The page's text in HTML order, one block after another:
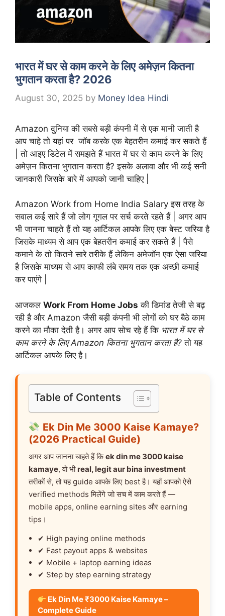
भारत में घर से काम करने के लिए अमेज़न कितना
भुगतान करता है? 2026
August 30, 2025 by Money Idea Hindi
Amazon दुनिया की सबसे बड़ी कंपनी में से एक मानी जाती है
आप चाहे तो यहां पर जॉब करके एक बेहतरीन कमाई कर सकते हैं
| तो आइए डिटेल में समझते हैं भारत में घर से काम करने के लिए
अमेज़न कितना भुगतान करता है? इसके अलावा और भी कई सनी
जानकारी जिसके बारे में आपको जानी चाहिए |
Amazon Work from Home India Salary इस तरह के
सवाल कई सारे हैं जो लोग गूगल पर सर्च करते रहते हैं | अगर आप
भी जानना चाहते हैं तो यह आर्टिकल आपके लिए एक बेस्ट जरिया है
जिसके माध्यम से आप एक बेहतरीन कमाई कर सकते हैं | पैसे
कमाने के तो कितने सारे तरीके हैं लेकिन अमेजॉन एक ऐसा जरिया
है जिसके माध्यम से आप काफी लंबे समय तक एक अच्छी कमाई
कर पाएंगे |
आजकल Work From Home Jobs की डिमांड तेजी से बढ़
रही है और Amazon जैसी बड़ी कंपनी भी लोगों को घर बैठे काम
करने का मौका देती है। अगर आप सोच रहे हैं कि भारत में घर से
काम करने के लिए Amazon कितना भुगतान करता है? तो यह
आर्टिकल आपके लिए है।
Table of Contents
Ek Din Me 3000 Kaise Kamaye?
(2026 Practical Guide)
अगर आप जानना चाहते हैं किek din me 3000 kaise
kamaye, वो भी real, legit aur bina investment
तरीकों से, तो यह guide आपके लिए best है। यहाँ आपको ऐसे
verified methods मिलेंगे जो सच में काम करते हैं —
mobile apps, online earning sites और earning
tips।
✔ High paying online methods
✔ Fast payout apps & websites
✔ Mobile + laptop earning ideas
✔ Step by step earning strategy
Ek Din Me ₹3000 Kaise Kamaye –
Complete Guide